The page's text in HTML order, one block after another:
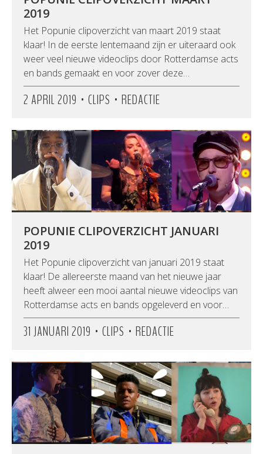
2019
Het Popunie clipoverzicht van maart 2019 staat
klaar! In de eerste lentemaand zijn er uiteraard ook
weer veel nieuwe videoclips door Rotterdamse acts
en bands gemaakt en voor zover deze…
2 APRIL 2019 • CLIPS • REDACTIE
POPUNIE CLIPOVERZICHT JANUARI
2019
Het Popunie clipoverzicht van januari 2019 staat
klaar! De allereerste maand van het nieuwe jaar
heeft alweer een mooi aantal nieuwe videoclips van
Rotterdamse acts en bands opgeleverd en voor…
31 JANUARI 2019 • CLIPS • REDACTIE